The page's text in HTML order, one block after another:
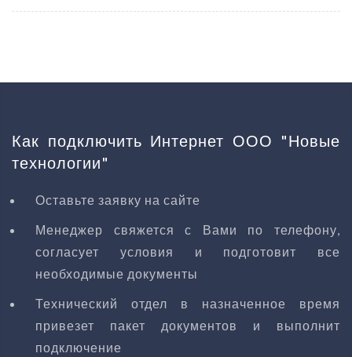
Как подключить Интернет ООО "Новые
технологии"
Оставьте заявку на сайте
Менеджер свяжется с Вами по телефону,
согласует условия и подготовит все
необходимые документы
Технический отдел в назначенное время
привезет пакет документов и выполнит
подключение